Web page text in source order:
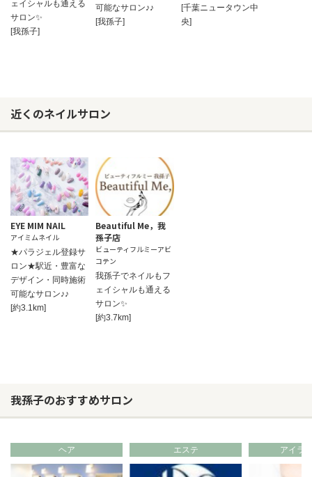
ェイシャルも通える
サロン✨
[我孫子]
可能なサロン♪♪
[我孫子]
[千葉ニュータウン中
央]
近くのネイルサロン
EYE MIM NAIL
アイミムネイル
★パラジェル登録サ
ロン★駅近・豊富な
デザイン・同時施術
可能なサロン♪♪
[約3.1km]
Beautiful Me，我
孫子店
ビューティフルミーアビ
コテン
我孫子でネイルもフ
ェイシャルも通える
サロン✨
[約3.7km]
我孫子のおすすめサロン
ヘア エステ アイラ